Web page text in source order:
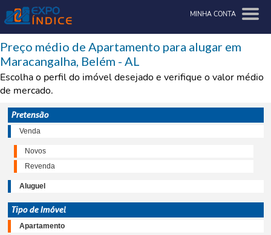
MINHA CONTA
Preço médio de Apartamento para alugar em
Maracangalha, Belém - AL
Escolha o perfil do imóvel desejado e verifique o valor médio
de mercado.
Pretensão
Venda
Novos
Revenda
Aluguel
Tipo de Imóvel
Apartamento